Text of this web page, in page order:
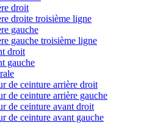
droit
droite troisième ligne
gauche
gauche troisième ligne
droit
gauche
de ceinture arrière droit
de ceinture arrière gauche
de ceinture avant droit
de ceinture avant gauche